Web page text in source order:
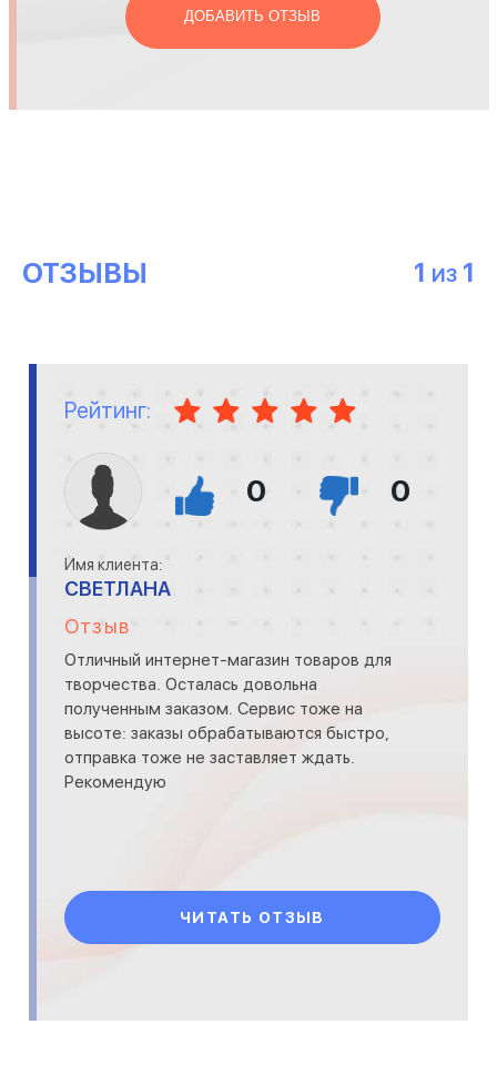
ДОБАВИТЬ ОТЗЫВ
ОТЗЫВЫ 1 ИЗ 1
Рейтинг:
0 0
Имя клиента:
СВЕТЛАНА
Отзыв
Отличный интернет-магазин товаров для
творчества. Осталась довольна
полученным заказом. Сервис тоже на
высоте: заказы обрабатываются быстро,
отправка тоже не заставляет ждать.
Рекомендую
ЧИТАТЬ ОТЗЫВ